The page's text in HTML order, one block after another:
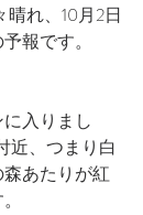
晴れ、10月2日
報です。
入りまし
近、つまり白
あたりが紅